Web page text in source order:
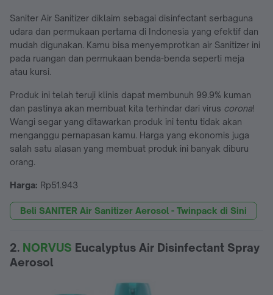
Saniter Air Sanitizer diklaim sebagai disinfectant serbaguna
udara dan permukaan pertama di Indonesia yang efektif dan
mudah digunakan. Kamu bisa menyemprotkan air Sanitizer ini
pada ruangan dan permukaan benda-benda seperti meja
atau kursi.
Produk ini telah teruji klinis dapat membunuh 99.9% kuman
dan pastinya akan membuat kita terhindar dari virus corona!
Wangi segar yang ditawarkan produk ini tentu tidak akan
menganggu pernapasan kamu. Harga yang ekonomis juga
salah satu alasan yang membuat produk ini banyak diburu
orang.
Harga: Rp51.943
Beli SANITER Air Sanitizer Aerosol - Twinpack di Sini
2. NORVUS Eucalyptus Air Disinfectant Spray
Aerosol